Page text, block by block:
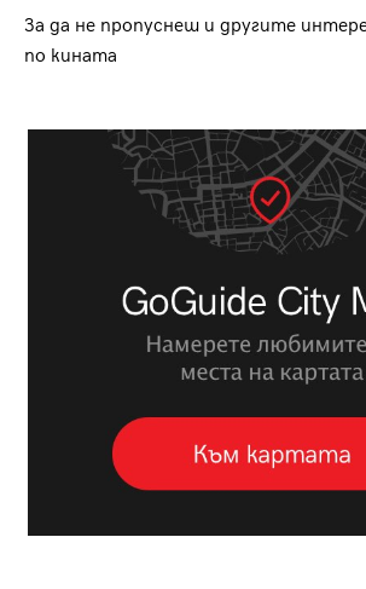
За да не пропуснеш и другите
по кината